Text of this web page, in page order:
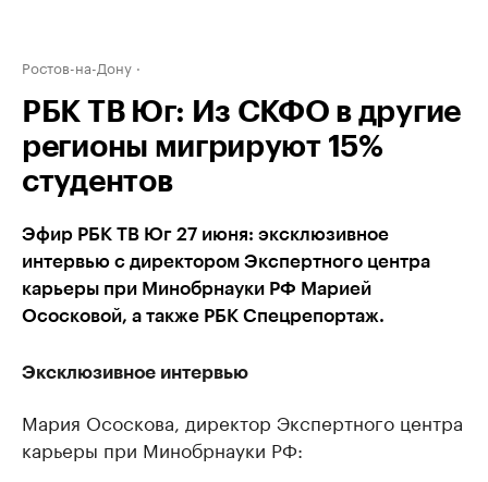
Ростов-на-Дону
РБК ТВ Юг: Из СКФО в другие
регионы мигрируют 15%
студентов
Эфир РБК ТВ Юг 27 июня: эксклюзивное
интервью с директором Экспертного центра
карьеры при Минобрнауки РФ Марией
Ососковой, а также РБК Спецрепортаж.
Эксклюзивное интервью
Мария Ососкова, директор Экспертного центра
карьеры при Минобрнауки РФ: